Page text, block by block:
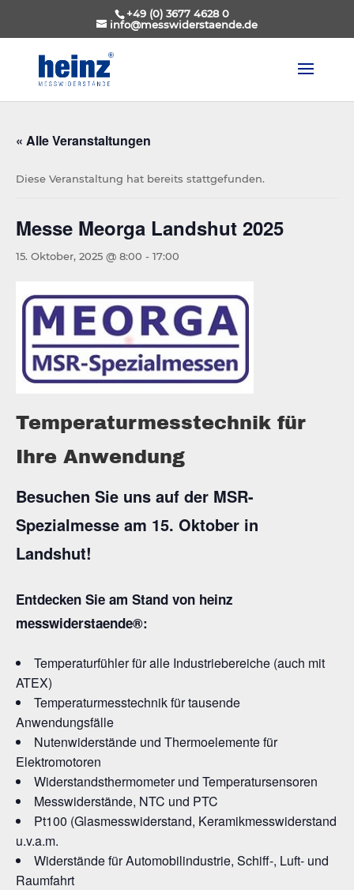
+49 (0) 3677 4628 0
info@messwiderstaende.de
« Alle Veranstaltungen
Diese Veranstaltung hat bereits stattgefunden.
Messe Meorga Landshut 2025
15. Oktober, 2025 @ 8:00 - 17:00
Temperaturmesstechnik für
Ihre Anwendung
Besuchen Sie uns auf der MSR-
Spezialmesse am 15. Oktober in
Landshut!
Entdecken Sie am Stand von heinz
messwiderstaende®:
Temperaturfühler für alle Industriebereiche (auch mit
ATEX)
Temperaturmesstechnik für tausende
Anwendungsfälle
Nutenwiderstände und Thermoelemente für
Elektromotoren
Widerstandsthermometer und Temperatursensoren
Messwiderstände, NTC und PTC
Pt100 (Glasmesswiderstand, Keramikmesswiderstand
u.v.a.m.
Widerstände für Automobilindustrie, Schiff-, Luft- und
Raumfahrt